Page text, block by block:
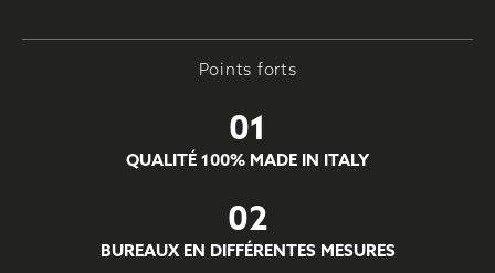
Points forts
01
QUALITÉ 100% MADE IN ITALY
02
BUREAUX EN DIFFÉRENTES MESURES